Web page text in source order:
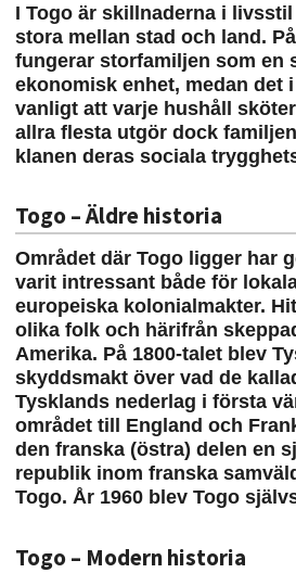
I Togo är skillnaderna i
stora mellan stad och land.
fungerar storfamiljen som en
ekonomisk enhet, medan det
vanligt att varje hushåll
allra flesta utgör dock
klanen deras sociala
Togo – Äldre historia
Området där Togo ligger har
varit intressant både för
europeiska kolonialmakter.
olika folk och härifrån
Amerika. På 1800-talet blev
skyddsmakt över vad de
Tysklands nederlag i första
området till England och
den franska (östra) delen en
republik inom franska
Togo. År 1960 blev Togo
Togo – Modern historia